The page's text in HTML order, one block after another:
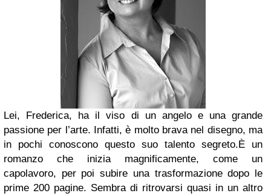
Lei, Frederica, ha il viso di un angelo e una grande
passione per l’arte. Infatti, è molto brava nel disegno, ma
in pochi conoscono questo suo talento segreto.È un
romanzo che inizia magnificamente, come un
capolavoro, per poi subire una trasformazione dopo le
prime 200 pagine. Sembra di ritrovarsi quasi in un altro